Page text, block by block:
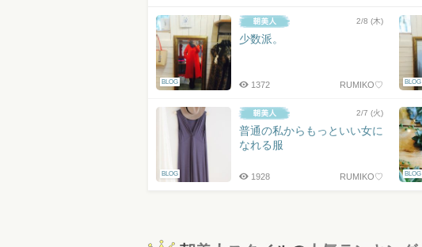
BLOG
2/8 (木)
少数派。
RUMIKO♡
1372 BLOG
BLOG
2/7 (火)
普通の私からもっといい女に
なれる服
RUMIKO♡
1928 BLOG